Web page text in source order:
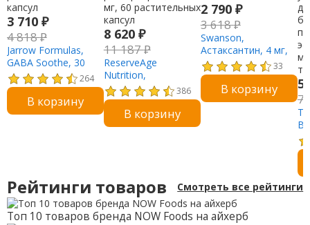
3 710 ₽
4 818₽
Jarrow Formulas,
GABA Soothe, 30
растительных
капсул
264
В корзину
8 620 ₽
11 187₽
ReserveAge
Nutrition,
ресвератрол, 250
мг, 60 растительных
капсул
386
В корзину
2 790 ₽
3 618₽
Swanson,
Астаксантин, 4 мг,
60 мягких таблеток
33
В корзину 5
7
Рейтинги товаров Смотреть все рейтинги
Топ 10 товаров бренда NOW Foods на айхерб